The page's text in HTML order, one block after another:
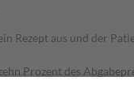
Rezept aus und der
Prozent des